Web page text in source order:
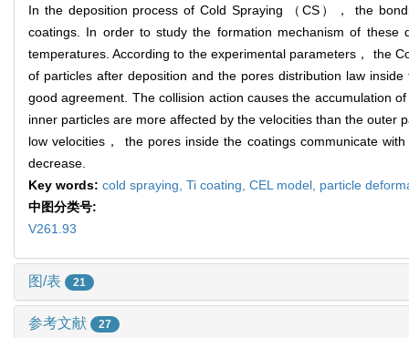
In the deposition process of Cold Spraying （CS）， the
coatings. In order to study the formation mechanism of
temperatures. According to the experimental parameters， the
of particles after deposition and the pores distribution law
good agreement. The collision action causes the accumulation
inner particles are more affected by the velocities than the outer
low velocities， the pores inside the coatings communicate
decrease.
Key words: cold spraying, Ti coating, CEL model, particle
中图分类号:
V261.93
图/表 21
参考文献 27